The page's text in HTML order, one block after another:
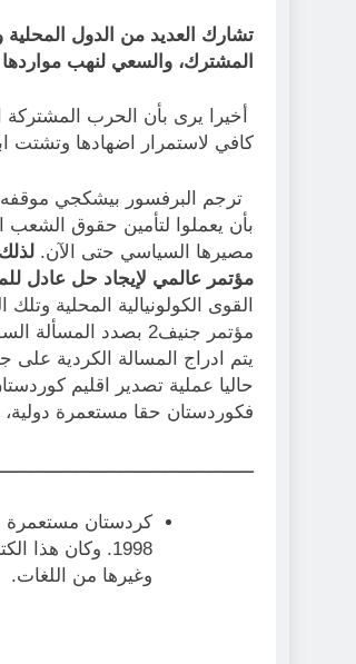
تشارك العديد من الدول المحلية
المشترك، والسعي لنهب
أخيرا يرى بأن الحرب المشتركة
كافي لاستمرار اضهادها وتشتت
ترجم البرفسور بيشكجي
بأن يعملوا لتأمين حقوق الشعب
مصيرها السياسي حتى الآن.
مؤتمر عالمي لإيجاد حل عادل
القوى الكولونيالية المحلية
مؤتمر جنيف2 بصدد
يتم ادراج المسالة الكردية
حاليا عملية تصدير اقليم
فكوردستان حقا مستعمرة
1998. وكان هذا
وغيرها من اللغات.